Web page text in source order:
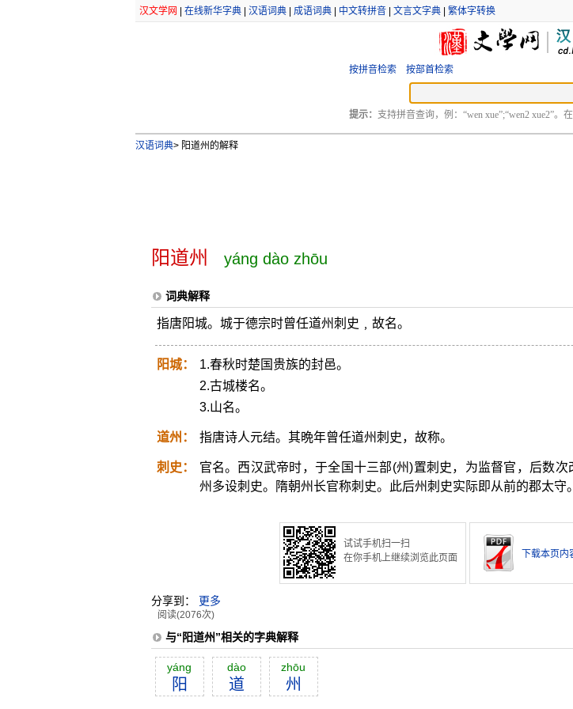
汉文学网 在线新华字典| 汉语词典| 成语词典| 中文转拼音| 文言文字典| 繁体字转换
按拼音检索 按部首检索
提示： 支持拼音查询，例：“wen xue”;“wen2 xue2”。
汉语词典>阳道州的解释
阳道州 yáng dào zhōu
词典解释
指唐阳城。城于德宗时曾任道州刺史﹐故名。
阳城：
1.春秋时楚国贵族的封邑。
2.古城楼名。
3.山名。
道州： 指唐诗人元结。其晩年曾任道州刺史，故称。
刺史：
官名。西汉武帝时，于全国十三部(州)置刺史，为监督官，后数
州多设刺史。隋朝州长官称刺史。此后州刺史实际即从前的郡太守
试试手机扫一扫
在你手机上继续浏览此页面
下载本页内
分享到： 更多
阅读(2076次)
与“阳道州”相关的字典解释
yáng
阳
dào
道
zhōu
州